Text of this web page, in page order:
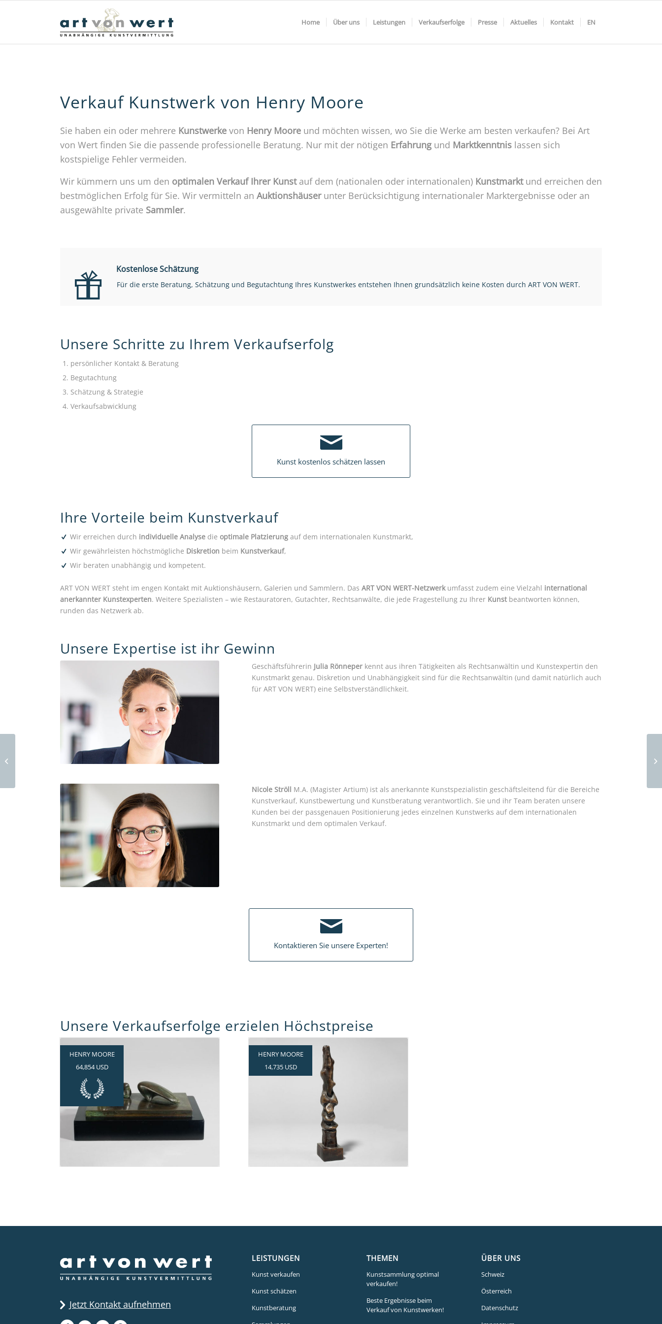
Home Über uns Leistungen Verkaufserfolge Presse Aktuelles Kontakt EN
Verkauf Kunstwerk von Henry Moore
Sie haben ein oder mehrere Kunstwerke von Henry Moore und möchten wissen, wo Sie die Werke am besten verkaufen? Bei Art
von Wert finden Sie die passende professionelle Beratung. Nur mit der nötigen Erfahrung und Marktkenntnis lassen sich
kostspielige Fehler vermeiden.
Wir kümmern uns um den optimalen Verkauf Ihrer Kunstauf dem (nationalen oder internationalen) Kunstmarktund erreichen den
bestmöglichen Erfolg für Sie. Wir vermitteln an Auktionshäuserunter Berücksichtigung internationaler Marktergebnisse oder an
ausgewählte private Sammler.
Kostenlose Schätzung
Für die erste Beratung, Schätzung und Begutachtung Ihres Kunstwerkes entstehen Ihnen grundsätzlich keine Kosten durch ART VON WERT.
Unsere Schritte zu Ihrem Verkaufserfolg
persönlicher Kontakt & Beratung
Begutachtung
Schätzung & Strategie
Verkaufsabwicklung
Kunst kostenlos schätzen lassen
Ihre Vorteile beim Kunstverkauf
Wir erreichen durch individuelle Analysedie optimale Platzierungauf dem internationalen Kunstmarkt,
Wir gewährleisten höchstmögliche Diskretion beim Kunstverkauf,
Wir beraten unabhängig und kompetent.
ART VON WERT steht im engen Kontakt mit Auktionshäusern, Galerien und Sammlern. Das ART VON WERT-Netzwerkumfasst zudem eine Vielzahl international
anerkannter Kunstexperten. Weitere Spezialisten – wie Restauratoren, Gutachter, Rechtsanwälte, die jede Fragestellung zu Ihrer Kunst beantworten können,
runden das Netzwerk ab.
Unsere Expertise ist ihr Gewinn
Geschäftsführerin Julia Rönneperkennt aus ihren Tätigkeiten als Rechtsanwältin und Kunstexpertin den
Kunstmarkt genau. Diskretion und Unabhängigkeit sind für die Rechtsanwältin (und damit natürlich auch
für ART VON WERT) eine Selbstverständlichkeit.
Nicole Ströll M.A. (Magister Artium) ist als anerkannte Kunstspezialistin geschäftsleitend für die Bereiche
Kunstverkauf, Kunstbewertung und Kunstberatung verantwortlich. Sie und ihr Team beraten unsere
Kunden bei der passgenauen Positionierung jedes einzelnen Kunstwerks auf dem internationalen
Kunstmarkt und dem optimalen Verkauf.
Kontaktieren Sie unsere Experten!
Unsere Verkaufserfolge erzielen Höchstpreise
Schätzpreis verdoppelt und
somit höchstes Ergebnis für
diese Bronzefigur!
HENRY MOORE
64,854 USD
Höchsten Zuschlag durch
passgenaue Platzierung.
HENRY MOORE
14,735 USD
Jetzt Kontakt aufnehmen
LEISTUNGEN
Kunst verkaufen
Kunst schätzen
Kunstberatung
THEMEN
Kunstsammlung optimal
verkaufen!
Beste Ergebnisse beim
Verkauf von Kunstwerken!
ÜBER UNS
Schweiz
Österreich
Datenschutz
Verkauf Kunstwerk Otto Modersohn